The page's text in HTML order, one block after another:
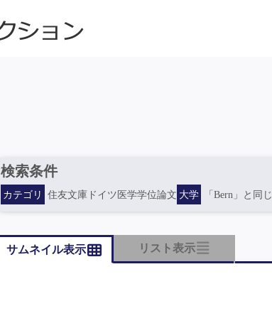
検索条件
カテゴリ 住友文庫ドイツ医学学位論文 大学 「Bern」と同じ
サムネイル表示 リスト表示